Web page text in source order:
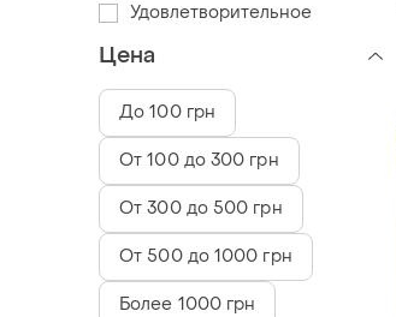
Удовлетворительное
Цена
До 100 грн
От 100 до 300 грн
От 300 до 500 грн
От 500 до 1000 грн
Более 1000 грн